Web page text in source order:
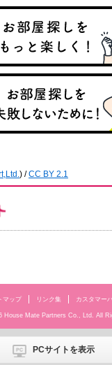
) /CC BY 2.1
マップ リンク集 カスタマー
House Mate Partners Co., Ltd. All
PCサイトを表示